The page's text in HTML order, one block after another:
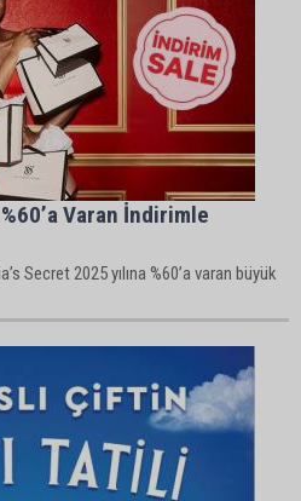
Varan İndirimle
Secret 2025 yılına %60’a varan büyük